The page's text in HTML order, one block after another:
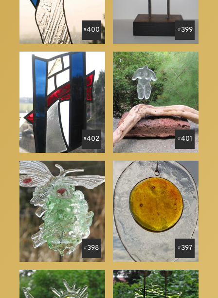
400 399
402 401
398 397